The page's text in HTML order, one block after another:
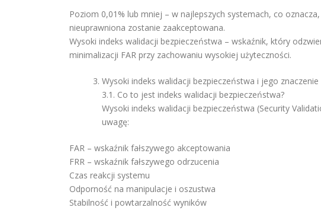
Poziom 0,01% lub mniej – w najlepszych systemach, co
nieuprawniona zostanie zaakceptowana.
Wysoki indeks walidacji bezpieczeństwa – wskaźnik, który
minimalizacji FAR przy zachowaniu wysokiej użyteczności.
Wysoki indeks walidacji bezpieczeństwa i jego znaczenie
3.1. Co to jest indeks walidacji bezpieczeństwa?
Wysoki indeks walidacji bezpieczeństwa (Security
uwagę:
FAR – wskaźnik fałszywego akceptowania
FRR – wskaźnik fałszywego odrzucenia
Czas reakcji systemu
Odporność na manipulacje i oszustwa
Stabilność i powtarzalność wyników